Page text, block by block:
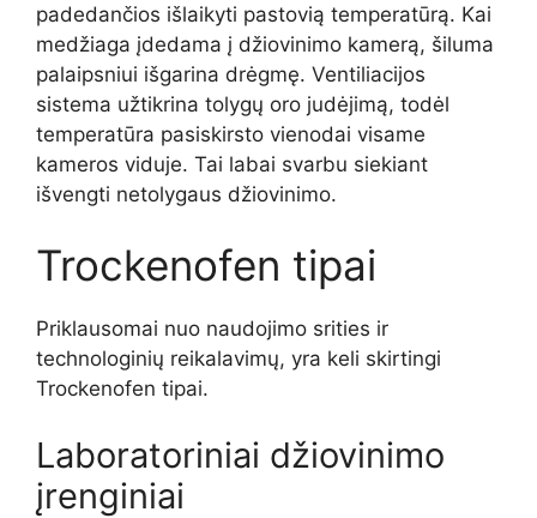
padedančios išlaikyti pastovią temperatūrą. Kai
medžiaga įdedama į džiovinimo kamerą, šiluma
palaipsniui išgarina drėgmę. Ventiliacijos
sistema užtikrina tolygų oro judėjimą, todėl
temperatūra pasiskirsto vienodai visame
kameros viduje. Tai labai svarbu siekiant
išvengti netolygaus džiovinimo.
Trockenofen tipai
Priklausomai nuo naudojimo srities ir
technologinių reikalavimų, yra keli skirtingi
Trockenofen tipai.
Laboratoriniai džiovinimo
įrenginiai